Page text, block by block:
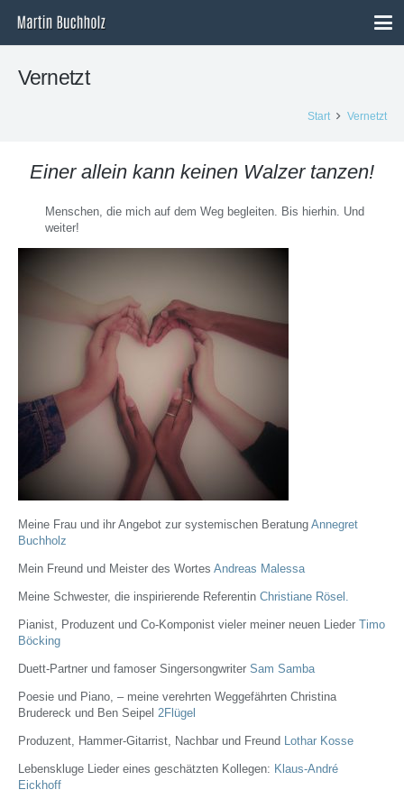
Vernetzt
Start Vernetzt
Einer allein kann keinen Walzer tanzen!
Menschen, die mich auf dem Weg begleiten. Bis hierhin. Und
weiter!
Meine Frau und ihr Angebot zur systemischen Beratung Annegret
Buchholz
Mein Freund und Meister des Wortes Andreas Malessa
Meine Schwester, die inspirierende Referentin Christiane Rösel.
Pianist, Produzent und Co-Komponist vieler meiner neuen Lieder Timo
Böcking
Duett-Partner und famoser Singersongwriter Sam Samba
Poesie und Piano, – meine verehrten Weggefährten Christina
Brudereck und Ben Seipel 2Flügel
Produzent, Hammer-Gitarrist, Nachbar und Freund Lothar Kosse
Lebenskluge Lieder eines geschätzten Kollegen: Klaus-André
Eickhoff